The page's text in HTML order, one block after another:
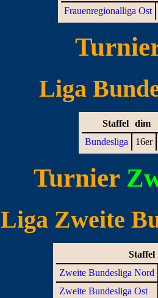
Frauenregionalliga Ost
Liga
Staffel dim
Bundesliga
16er
Turnier
Liga Zweite
Staffel
Zweite Bundesliga Nord
Zweite Bundesliga Ost